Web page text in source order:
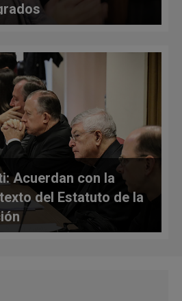
Acuerdan con la
del Estatuto de la